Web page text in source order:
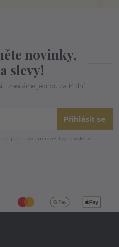
novinky,
slevy!
Zasíláme jednou za 14 dní.
Přihlásit se
za účelem rozesílky newsletteru.